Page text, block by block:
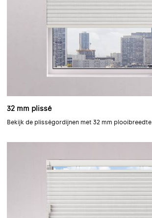
32 mm plissé
Bekijk de plisségordijnen met 32 mm plooibreedte